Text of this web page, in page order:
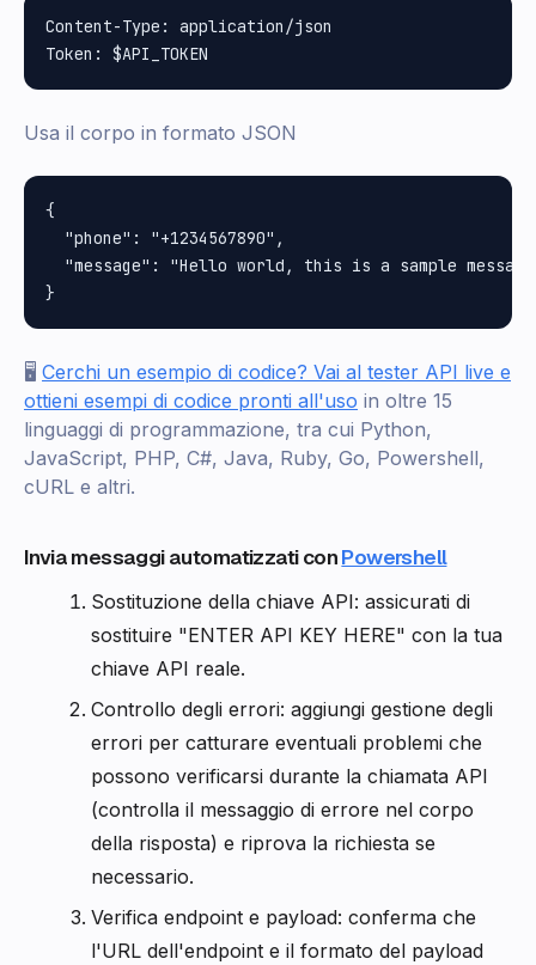
Content-Type: application/json
Usa il corpo in formato JSON
{
  "phone": "+1234567890",
"message": "Hello world, this is a sample
🖥️ Cerchi un esempio di codice? Vai al tester API live e
ottieni esempi di codice pronti all'uso in oltre 15
linguaggi di programmazione, tra cui Python,
JavaScript, PHP, C#, Java, Ruby, Go, Powershell,
cURL e altri.
Invia messaggi automatizzati conPowershell
Sostituzione della chiave API: assicurati di
sostituire "ENTER API KEY HERE" con la tua
chiave API reale.
Controllo degli errori: aggiungi gestione degli
errori per catturare eventuali problemi che
possono verificarsi durante la chiamata API
(controlla il messaggio di errore nel corpo
della risposta) e riprova la richiesta se
necessario.
Verifica endpoint e payload: conferma che
l'URL dell'endpoint e il formato del payload